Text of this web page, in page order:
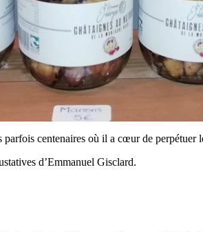
centenaires où il a cœur de
d’Emmanuel Gisclard.